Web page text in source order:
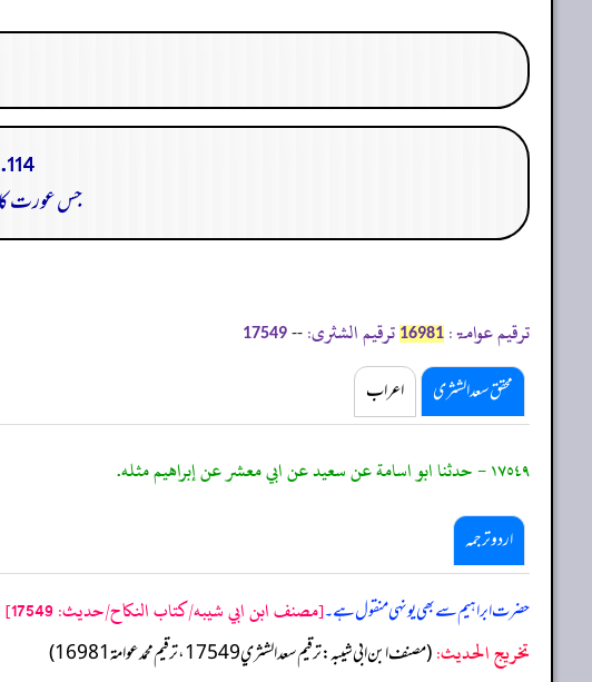
114. في امرأة المفقود، من قال: ليس لها أن تزوج
جس عورت
ترقیم عوامۃ: 16981 ترقیم الشثری: --
17549
محقق سعد الشثری اعراب
١٧٥٤٩ - حدثنا ابو اسامة عن سعيد عن ابي معشر عن إبراهيم مثله.
اردو ترجمہ
حضرت ابراہیم سے بھی یونہی منقول ہے۔[مصنف ابن ابي شيبه/كتاب النكاح/حدیث: 17549]
تخریج الحدیث:(مصنف ابن ابي شيبه: ترقيم سعد الشثري 17549، ترقيم محمد عوامة 16981)